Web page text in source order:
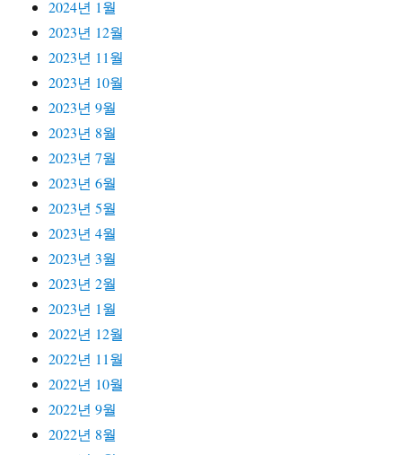
2024년 1월
2023년 12월
2023년 11월
2023년 10월
2023년 9월
2023년 8월
2023년 7월
2023년 6월
2023년 5월
2023년 4월
2023년 3월
2023년 2월
2023년 1월
2022년 12월
2022년 11월
2022년 10월
2022년 9월
2022년 8월